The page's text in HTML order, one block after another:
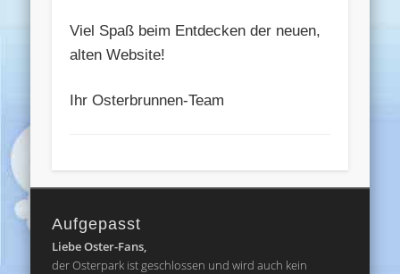
Viel Spaß beim Entdecken der neuen,
alten Website!
Ihr Osterbrunnen-Team
Aufgepasst
Liebe Oster-Fans,
der Osterpark ist geschlossen und wird auch kein